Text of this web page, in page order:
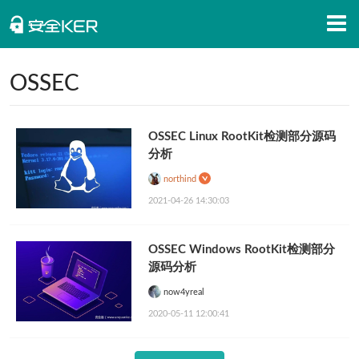
首页
招聘信息
OSSEC
OSSEC Linux RootKit检测部分源码
分析
northind
2021-04-26 14:30:03
OSSEC Windows RootKit检测部分
源码分析
now4yreal
2020-05-11 12:00:41